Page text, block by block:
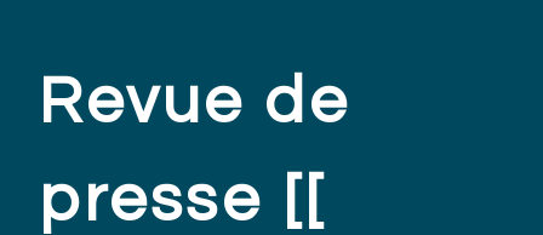
Revue de
presse [[